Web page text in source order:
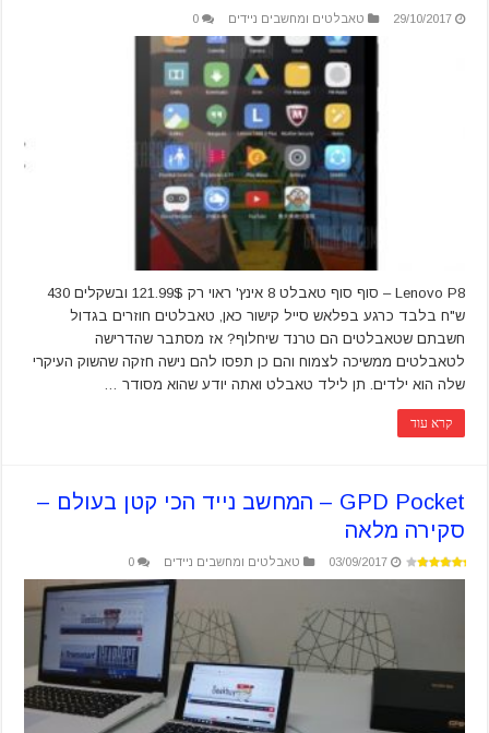
29/10/2017 טאבלטים ומחשבים ניידים 0
Lenovo P8 – סוף סוף טאבלט 8 אינץ' ראוי רק 121.99$ ובשקלים 430
ש"ח בלבד כרגע בפלאש סייל קישור כאן, טאבלטים חוזרים בגדול
חשבתם שטאבלטים הם טרנד שיחלוף? אז מסתבר שהדרישה
לטאבלטים ממשיכה לצמוח והם כן תפסו להם נישה חזקה שהשוק העיקרי
שלה הוא ילדים. תן לילד טאבלט ואתה יודע שהוא מסודר …
קרא עוד
GPD Pocket – המחשב נייד הכי קטן בעולם –
סקירה מלאה
03/09/2017 טאבלטים ומחשבים ניידים 0